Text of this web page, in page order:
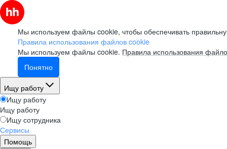
Мы используем файлы cookie, чтобы обеспечивать
Правила использования файлов cookie
Мы используем файлы cookie. Правила использования
Понятно
Ищу работу
Ищу работу
Ищу работу
Ищу сотрудника
Сервисы
Помощь